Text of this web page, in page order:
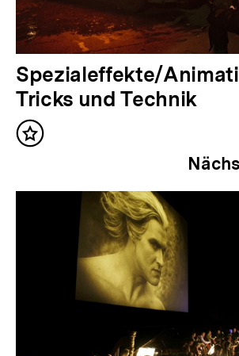
V
o
r
h
r
Spezialeffekte/
Tricks und Technik
Inhalt